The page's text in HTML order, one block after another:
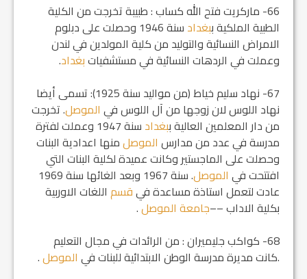
66- ماركريت فتح الله كساب : طبيبة تخرجت من الكلية
الطبية الملكية ب‍بغداد
سنة 1946 وحصلت على دبلوم
الامراض النسائية والتوليد من كلية المولدين في لندن
وعملت في الردهات النسائية في مستشفياتبغداد.
67- نهاد سليم خياط (من مواليد سنة 1925): تسمى أيضا
نهاد اللوس لان زوجها من آل اللوس في الموصل. تخرجت
من دار المعلمين العالية ب‍بغداد
سنة 1947 وعملت لفترة
مدرسة في عدد من مدارس الموصلمنها اعدادية البنات
وحصلت على الماجستير وكانت عميدة لكلية البنات التي
افتتحت في الموصل
. سنة 1967 وبعد الغائها سنة 1969
عادت لتعمل استاذة مساعدة فيقسم اللغات الاوربية
بكلية الاداب ––جامعة الموصل.
68- كواكب جليميران : من الرائدات في مجال التعليم
.كانت مديرة مدرسة الوطن الابتدائية للبنات في الموصل.